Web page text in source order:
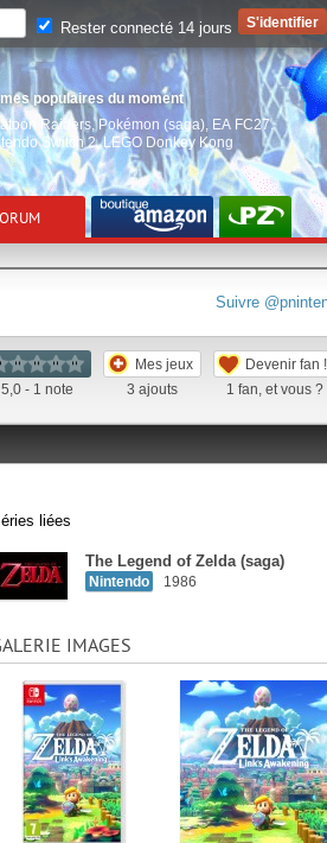
populaires du moment
Raiders, Pokémon (saga) EA FC27,
Switch 2,LEGO Donkey Kong
Suivre
- 1 note
Mes jeux
3 ajouts
Devenir fan !
1 fan, et vous ?
liées
The Legend of Zelda (saga)
Nintendo 1986
IMAGES
Rester connecté 14 jours